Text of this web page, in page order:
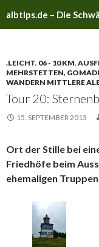
.LEICHT, 06 - 10 KM,
MEHRSTETTEN,
WANDERN MITTLERE
Tour 20:
15. SEPTEMBER 2013
Ort der Stille bei
Friedhöfe beim
ehemaligen